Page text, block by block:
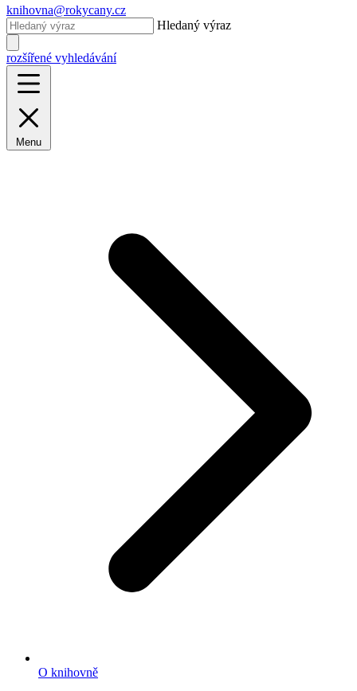
knihovna@rokycany.cz
Hledaný výraz
rozšířené vyhledávání
Menu
O knihovně